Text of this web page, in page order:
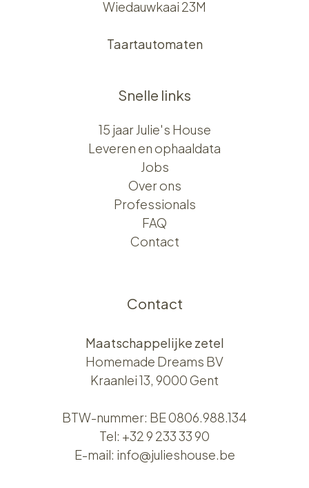
Wiedauwkaai 23M
Taartautomaten
Snelle links
15 jaar Julie's House
Leveren en ophaaldata
Jobs
Over ons​​
Professionals
FAQ
Contact
Contact
Maatschappelijke zetel
Homemade Dreams BV
Kraanlei 13, 9000 Gent
BTW-nummer: BE 0806.988.134
Tel: +32 9 233 33 90
E-mail: info@julieshouse.be